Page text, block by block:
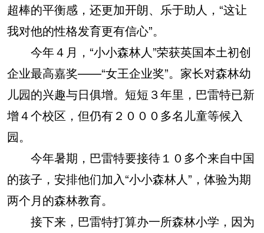
超棒的平衡感，还更加开朗、乐于助人，“这让
我对他的性格发育更有信心”。
今年４月，“小小森林人”荣获英国本土初创
企业最高嘉奖——“女王企业奖”。家长对森林幼
儿园的兴趣与日俱增。短短３年里，巴雷特已新
增４个校区，但仍有２０００多名儿童等候入
园。
今年暑期，巴雷特要接待１０多个来自中国
的孩子，安排他们加入“小小森林人”，体验为期
两个月的森林教育。
接下来，巴雷特打算办一所森林小学，因为